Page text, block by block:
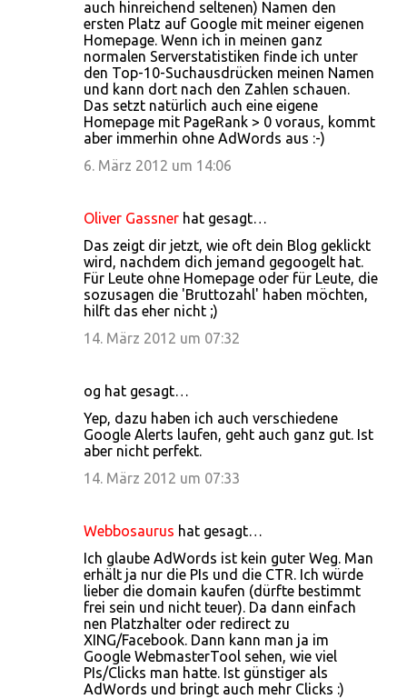
auch hinreichend seltenen) Namen den
ersten Platz auf Google mit meiner eigenen
Homepage. Wenn ich in meinen ganz
normalen Serverstatistiken finde ich unter
den Top-10-Suchausdrücken meinen Namen
und kann dort nach den Zahlen schauen.
Das setzt natürlich auch eine eigene
Homepage mit PageRank > 0 voraus, kommt
aber immerhin ohne AdWords aus :-)
6. März 2012 um 14:06
Oliver Gassner hat gesagt…
Das zeigt dir jetzt, wie oft dein Blog geklickt
wird, nachdem dich jemand gegoogelt hat.
Für Leute ohne Homepage oder für Leute, die
sozusagen die 'Bruttozahl' haben möchten,
hilft das eher nicht ;)
14. März 2012 um 07:32
og hat gesagt…
Yep, dazu haben ich auch verschiedene
Google Alerts laufen, geht auch ganz gut. Ist
aber nicht perfekt.
14. März 2012 um 07:33
Webbosaurus hat gesagt…
Ich glaube AdWords ist kein guter Weg. Man
erhält ja nur die PIs und die CTR. Ich würde
lieber die domain kaufen (dürfte bestimmt
frei sein und nicht teuer). Da dann einfach
nen Platzhalter oder redirect zu
XING/Facebook. Dann kann man ja im
Google WebmasterTool sehen, wie viel
PIs/Clicks man hatte. Ist günstiger als
AdWords und bringt auch mehr Clicks :)